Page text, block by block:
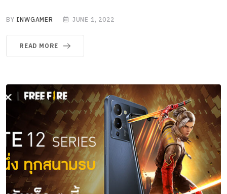
BY INWGAMER JUNE 1, 2022
READ MORE